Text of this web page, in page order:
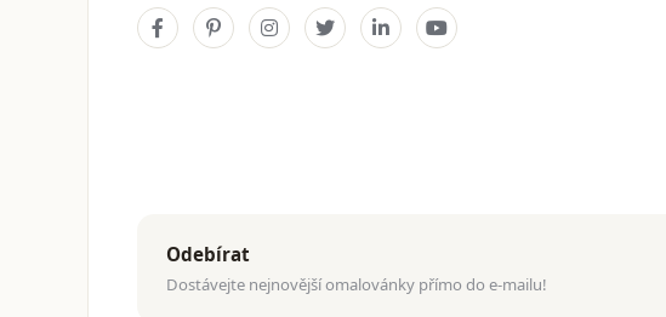
Odebírat
Dostávejte nejnovější omalovánky přímo do e-mailu!